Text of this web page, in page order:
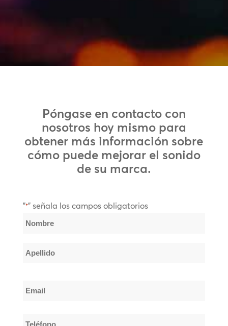
Póngase en contacto con
nosotros hoy mismo para
obtener más información sobre
cómo puede mejorar el sonido
de su marca.
"*" señala los campos obligatorios
Nombre
Email
Teléfono